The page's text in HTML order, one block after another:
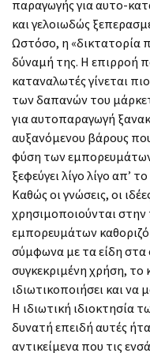
παραγωγής για αυτο-
και γελοιωδώς
Ωστόσο, η «δικτατορία
δύναμή της. Η επιρροή
καταναλωτές γίνεται
των δαπανών του
για αυτοπαραγωγή
αυξανόμενου βάρους
φύση των
ξεφεύγει λίγο λίγο απ’
Καθώς οι γνώσεις, οι
χρησιμοποιούνται
εμπορευμάτων
σύμφωνα με τα είδη
συγκεκριμένη χρήση, το
ιδιωτικοποιήσει και
Η ιδιωτική ιδιοκτησία
δυνατή επειδή αυτές
αντικείμενα που τις